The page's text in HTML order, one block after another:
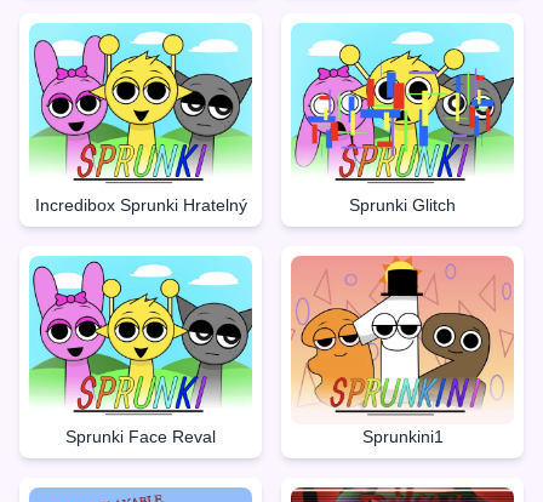
Incredibox Sprunki Hratelný Sprunki Glitch
Sprunki Face Reval Sprunkini1